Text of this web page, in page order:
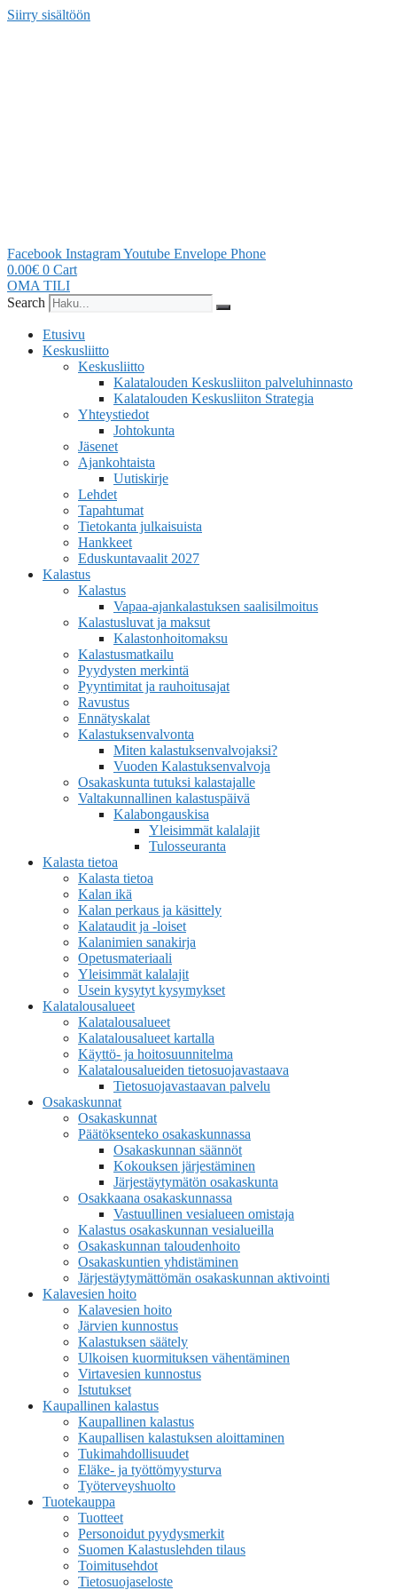
Siirry sisältöön
Facebook InstagramYoutube Envelope Phone
0.00€ 0 Cart
OMA TILI
Search
Etusivu
Keskusliitto
Keskusliitto
Kalatalouden Keskusliiton palveluhinnasto
Kalatalouden Keskusliiton Strategia
Yhteystiedot
Johtokunta
Jäsenet
Ajankohtaista
Uutiskirje
Lehdet
Tapahtumat
Tietokanta julkaisuista
Hankkeet
Eduskuntavaalit 2027
Kalastus
Kalastus
Vapaa-ajankalastuksen saalisilmoitus
Kalastusluvat ja maksut
Kalastonhoitomaksu
Kalastusmatkailu
Pyydysten merkintä
Pyyntimitat ja rauhoitusajat
Ravustus
Ennätyskalat
Kalastuksenvalvonta
Miten kalastuksenvalvojaksi?
Vuoden Kalastuksenvalvoja
Osakaskunta tutuksi kalastajalle
Valtakunnallinen kalastuspäivä
Kalabongauskisa
Yleisimmät kalalajit
Tulosseuranta
Kalasta tietoa
Kalasta tietoa
Kalan ikä
Kalan perkaus ja käsittely
Kalataudit ja -loiset
Kalanimien sanakirja
Opetusmateriaali
Yleisimmät kalalajit
Usein kysytyt kysymykset
Kalatalousalueet
Kalatalousalueet
Kalatalousalueet kartalla
Käyttö- ja hoitosuunnitelma
Kalatalousalueiden tietosuojavastaava
Tietosuojavastaavan palvelu
Osakaskunnat
Osakaskunnat
Päätöksenteko osakaskunnassa
Osakaskunnan säännöt
Kokouksen järjestäminen
Järjestäytymätön osakaskunta
Osakkaana osakaskunnassa
Vastuullinen vesialueen omistaja
Kalastus osakaskunnan vesialueilla
Osakaskunnan taloudenhoito
Osakaskuntien yhdistäminen
Järjestäytymättömän osakaskunnan aktivointi
Kalavesien hoito
Kalavesien hoito
Järvien kunnostus
Kalastuksen säätely
Ulkoisen kuormituksen vähentäminen
Virtavesien kunnostus
Istutukset
Kaupallinen kalastus
Kaupallinen kalastus
Kaupallisen kalastuksen aloittaminen
Tukimahdollisuudet
Eläke- ja työttömyysturva
Työterveyshuolto
Tuotekauppa
Tuotteet
Personoidut pyydysmerkit
Suomen Kalastuslehden tilaus
Toimitusehdot
Tietosuojaseloste